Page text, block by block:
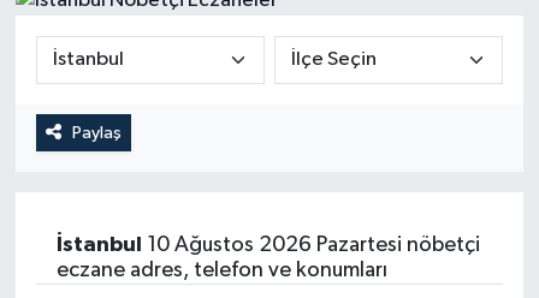
Paylaş
İstanbul
10 Ağustos 2026 Pazartesi nöbetçi
eczane adres, telefon ve konumları
ASAYİŞ
GÜNCEL
EĞİTİM
Trafik Durumu
Tüm Manşetler
Haber Arşivi